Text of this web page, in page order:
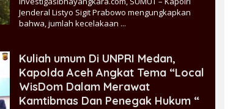
Wijaya
Jenderal Listyo Sigit Prabowo mengungkapkan
bahwa, jumlah kecelakaan
Kuliah umum Di UNPRI Medan,
Kapolda Aceh Angkat Tema “Local
WisDom Dalam Merawat
Kamtibmas Dan Penegak Hukum “